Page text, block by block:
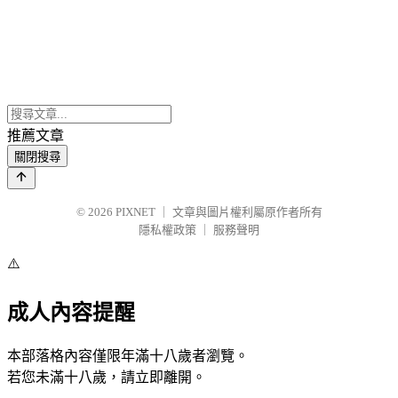
推薦文章
關閉搜尋
© 2026 PIXNET
文章與圖片權利屬原作者所有
隱私權政策
服務聲明
⚠️
成人內容提醒
本部落格內容僅限年滿十八歲者瀏覽。
若您未滿十八歲，請立即離開。